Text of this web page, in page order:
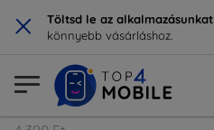
× Töltsd le az alkalmazásunkat
könnyebb vásárláshoz.